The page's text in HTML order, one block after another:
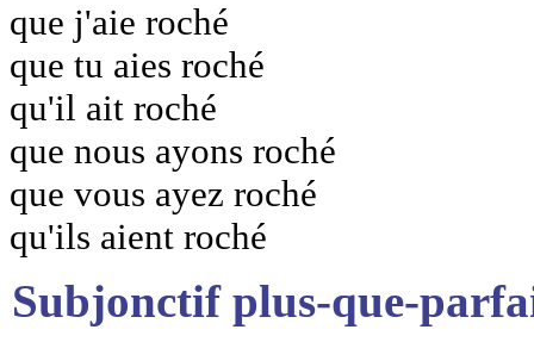
que j'aie roché
que tu aies roché
qu'il ait roché
que nous ayons roché
que vous ayez roché
qu'ils aient roché
Subjonctif plus-que-